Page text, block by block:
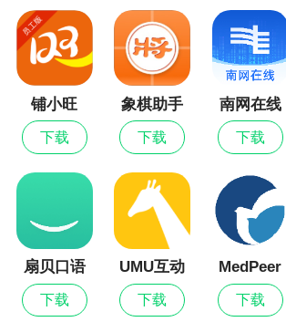
2、任务中心：在线阅读得金币
钱。免费看书能赚钱，各类奖励等你
更新日志
- 优化书城tab，提升找书体验
- 新增下载书籍功能，看书更方便
铺小旺
下载
象棋助手
下载
南网在线
下载
扇贝口语
下载
UMU互动
下载
MedPeer
下载